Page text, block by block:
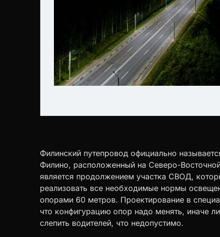
Филинский путепровод официально
Филино, расположенный на Северо-
является продолжением участка СВОД,
реализовать все необходимые нормы
опорами 60 метров. Проектирование в
что конфигурацию опор надо менять, иначе
слепить водителей, что недопустимо.